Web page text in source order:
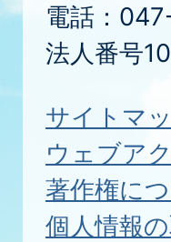
電話：
法人番号
サイトマ
ウェブア
著作権に
個人情報